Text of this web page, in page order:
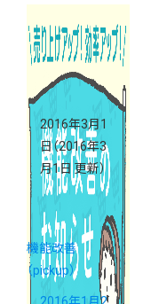
2016年3月1
日（2016年3
月1日 更新）
機能改善
（pickup）